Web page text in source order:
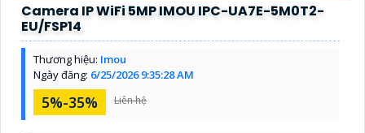
Camera IP WiFi 5MP IMOU IPC-UA7E-5M0T2-
EU/FSP14
Thương hiệu: Imou
Ngày đăng: 6/25/2026 9:35:28 AM
5%-35% Liên hệ